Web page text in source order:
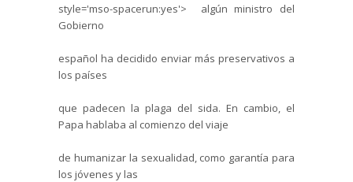
style='mso-spacerun:yes'> algún ministro del
Gobierno
español ha decidido enviar más preservativos a
los países
que padecen la plaga del sida. En cambio, el
Papa hablaba al comienzo del viaje
de humanizar la sexualidad, como garantía para
los jóvenes y las